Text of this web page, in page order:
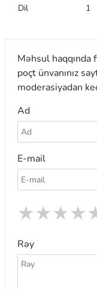
Dil 1
Məhsul haqqında
poçt ünvanınız
moderasiyadan
Ad
E-mail
★
★
★
★
Rəy